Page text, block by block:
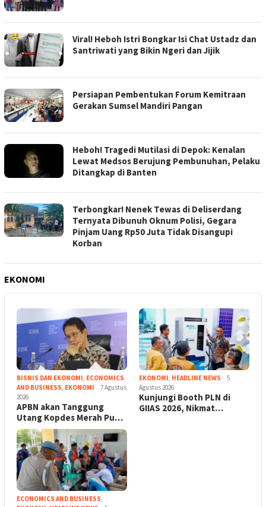
Viral! Heboh Istri Bongkar Isi Chat Ustadz dan
Santriwati yang Bikin Ngeri dan Jijik
Persiapan Pembentukan Forum Kemitraan
Gerakan Sumsel Mandiri Pangan
Heboh! Tragedi Mutilasi di Depok: Kenalan
Lewat Medsos Berujung Pembunuhan, Pelaku
Ditangkap di Banten
Terbongkar! Nenek Tewas di Deliserdang
Ternyata Dibunuh Oknum Polisi, Gegara
Pinjam Uang Rp50 Juta Tidak Disangupi
Korban
EKONOMI
BISNIS DAN EKONOMI, ECONOMICS
AND BUSINESS, EKONOMI
7 Agustus
2026
APBN akan Tanggung
Utang Kopdes Merah Pu…
EKONOMI, HEADLINE NEWS
5
Agustus 2026
Kunjungi Booth PLN di
GIIAS 2026, Nikmat…
ECONOMICS AND BUSINESS,